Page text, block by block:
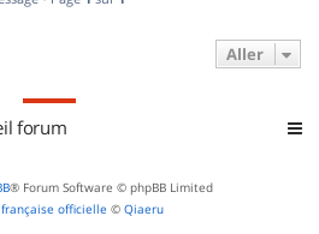
Aller
forum
® Forum Software © phpBB Limited
officielle © Qiaeru